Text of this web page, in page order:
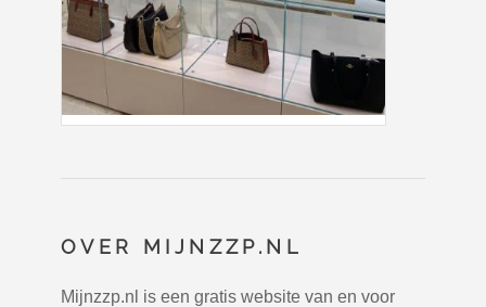
OVER MIJNZZP.NL
Mijnzzp.nl is een gratis website van en voor